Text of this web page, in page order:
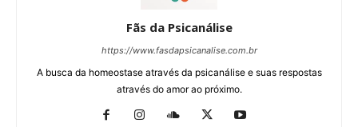
Fãs da Psicanálise
https://www.fasdapsicanalise.com.br
A busca da homeostase através da psicanálise e suas respostas
através do amor ao próximo.